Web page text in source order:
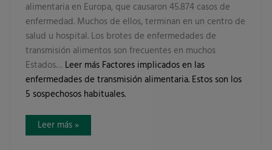
alimentaria en Europa, que causaron 45.874 casos de
enfermedad. Muchos de ellos, terminan en un centro de
salud u hospital. Los brotes de enfermedades de
transmisión alimentos son frecuentes en muchos
Estados… Leer másFactores implicados en las
enfermedades de transmisión alimentaria. Estos son los
5 sospechosos habituales.
Leer más »